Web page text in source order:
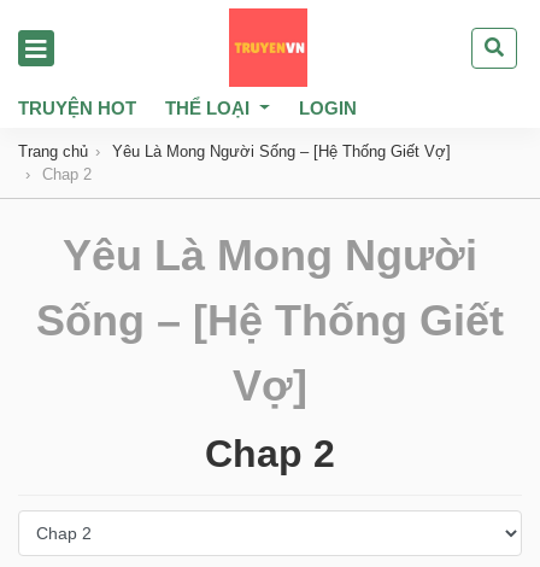
TRUYỆN HOT THỂ LOẠI LOGIN
Trang chủ
Yêu Là Mong Người Sống – [Hệ Thống Giết Vợ]
Chap 2
Yêu Là Mong Người
Sống – [Hệ Thống Giết
Vợ]
Chap 2